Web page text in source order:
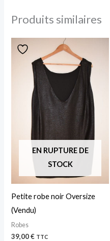
Produits similaires
EN RUPTURE DE
STOCK
Petite robe noir Oversize
(Vendu)
Robes
39,00€ TTC